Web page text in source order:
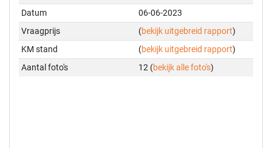
Datum
06-06-2023
Vraagprijs
(bekijk uitgebreid rapport)
KM stand
(bekijk uitgebreid rapport)
Aantal foto's
12 (bekijk alle foto's)